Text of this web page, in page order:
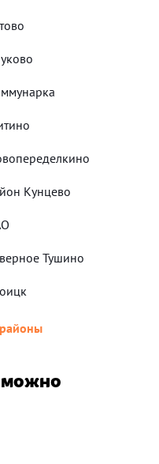
Кунцево
Тушино